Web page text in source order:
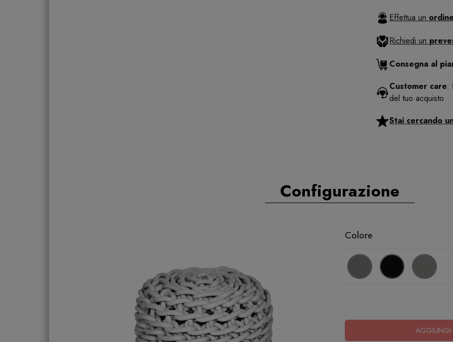
Effettua un
Richiedi un
Consegna al
Customer care:
del tuo acquisto
Stai cercando
Configurazione
Colore
AGGIUNGI